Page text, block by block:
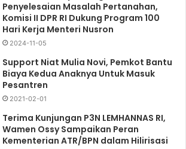
Penyelesaian Masalah Pertanahan,
Komisi II DPR RI Dukung Program 100
Hari Kerja Menteri Nusron
2024-11-05
Support Niat Mulia Novi, Pemkot Bantu
Biaya Kedua Anaknya Untuk Masuk
Pesantren
2021-02-01
Terima Kunjungan P3N LEMHANNAS RI,
Wamen Ossy Sampaikan Peran
Kementerian ATR/BPN dalam Hilirisasi